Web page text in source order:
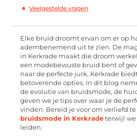
Veelgestelde vragen
Elke bruid droomt ervan om er op
adembenemend uit te zien. De
in Kerkrade maakt die droom
een modebewuste bruid bent of
naar de perfecte jurk, Kerkrade
betoverende opties. In dit blog
de evolutie van bruidsmode, de
geven we je tips over waar je de
vinden. Bereid je voor om verliefd
bruidsmode in Kerkrade terwijl we
leiden.